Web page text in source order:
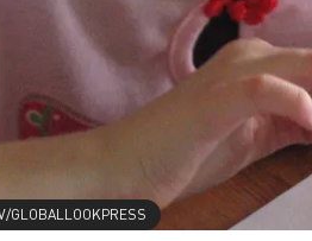
GLOBALLOOKPRESS